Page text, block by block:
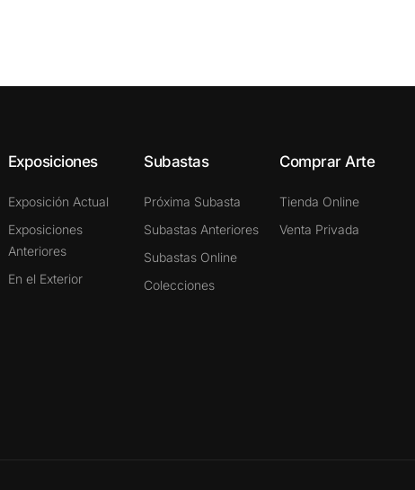
Exposiciones
Exposición Actual
Exposiciones
Anteriores
En el Exterior
Subastas
Próxima Subasta
Subastas Anteriores
Subastas Online
Colecciones
Comprar Arte
Tienda Online
Venta Privada